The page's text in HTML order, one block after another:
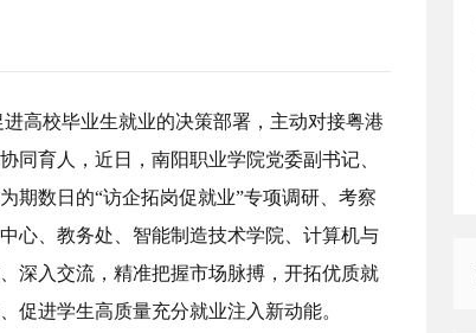
高校毕业生就业的决策部署，主动对接粤港
同育人，近日，南阳职业学院党委副书记、
期数日的“访企拓岗促就业”专项调研、考察
心、教务处、智能制造技术学院、计算机与
深入交流，精准把握市场脉搏，开拓优质就
促进学生高质量充分就业注入新动能。